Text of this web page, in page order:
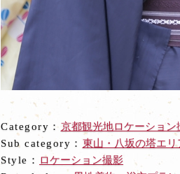
Category： 京都観光地ロケーション
Sub category： 東山・八坂の塔エリ
Style： ロケーション撮影